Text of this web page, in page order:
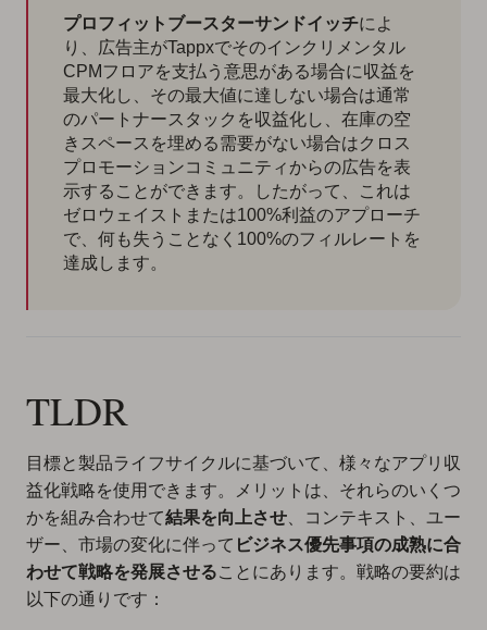
プロフィットブースターサンドイッチによ
り、広告主がTappxでそのインクリメンタル
CPMフロアを支払う意思がある場合に収益を
最大化し、その最大値に達しない場合は通常
のパートナースタックを収益化し、在庫の空
きスペースを埋める需要がない場合はクロス
プロモーションコミュニティからの広告を表
示することができます。したがって、これは
ゼロウェイストまたは100%利益のアプローチ
で、何も失うことなく100%のフィルレートを
達成します。
TLDR
目標と製品ライフサイクルに基づいて、様々なアプリ収
益化戦略を使用できます。メリットは、それらのいくつ
かを組み合わせて結果を向上させ 、コンテキスト、ユー
ザー、市場の変化に伴って ビジネス優先事項の成熟に合
わせて戦略を発展させることにあります。戦略の要約は
以下の通りです：